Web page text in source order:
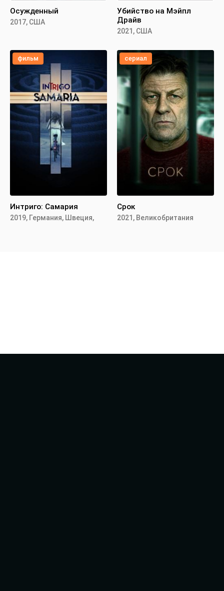
Осужденный
2017, США
Убийство на Мэйпл
Драйв
2021, США
фильм
Интриго: Самария
2019, Германия, Швеция,
сериал
Срок
2021, Великобритания